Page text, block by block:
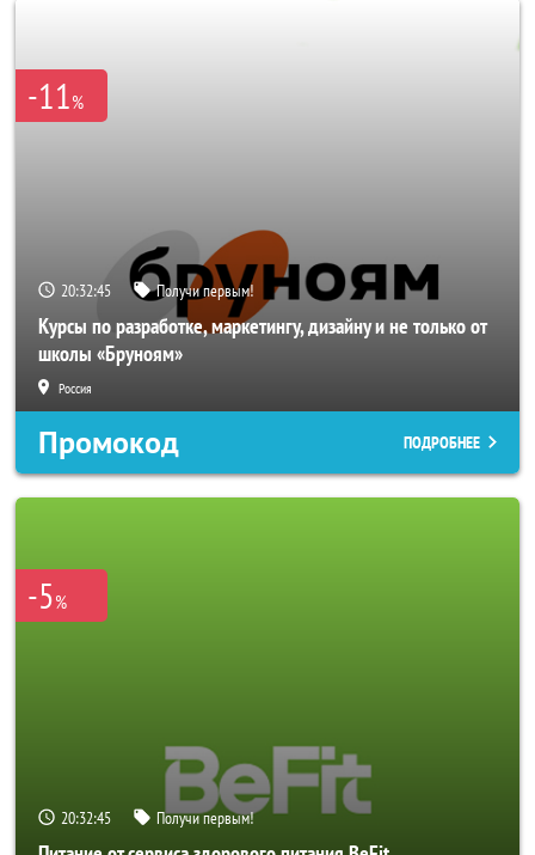
-11%
20:32:43 Получи первым!
Курсы по разработке, маркетингу, дизайну и не только от
школы «Бруноям»
Россия
Промокод ПОДРОБНЕЕ
-5%
20:32:43 Получи первым!